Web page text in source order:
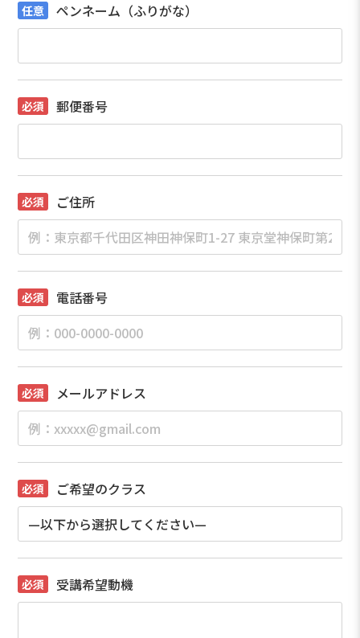
ペンネーム（ふりがな）
郵便番号
ご住所
電話番号
メールアドレス
ご希望のクラス
受講希望動機